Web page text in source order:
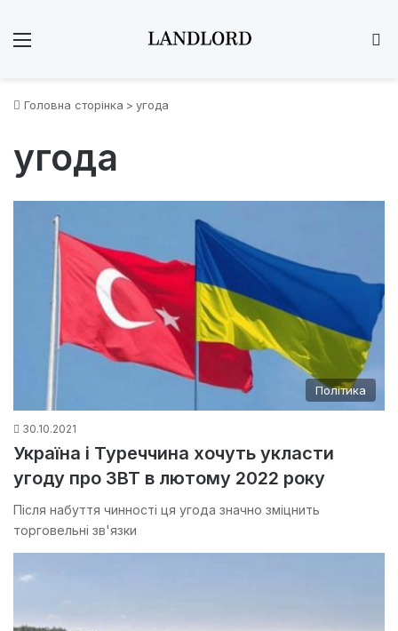
Головна сторінка > угода
угода
Політика
30.10.2021
Україна і Туреччина хочуть укласти
угоду про ЗВТ в лютому 2022 року
Після набуття чинності ця угода значно зміцнить
торговельні зв'язки